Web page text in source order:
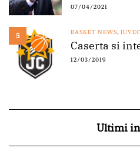
07/04/2021
5 BASKET NEWS,
Caserta si
12/03/2019
Ultimi